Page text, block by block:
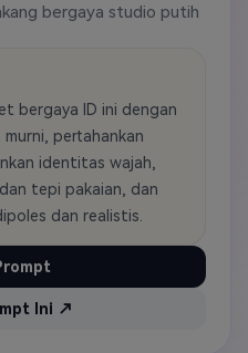
bergaya studio putih
bergaya ID ini dengan
pertahankan
identitas wajah,
tepi pakaian, dan
dan realistis.
Ini ↗